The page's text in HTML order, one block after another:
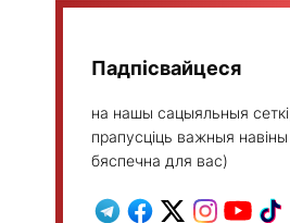
Падпісвайцеся
на нашы сацыяльныя
прапусціць важныя навіны
бяспечна для вас)